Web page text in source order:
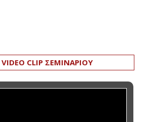
VIDEO CLIP ΣΕΜΙΝΑΡΙΟΥ